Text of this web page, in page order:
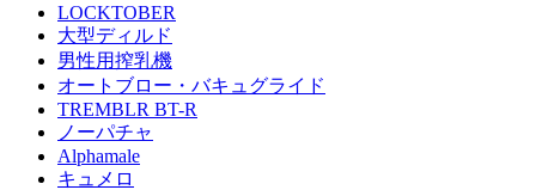
LOCKTOBER
大型ディルド
男性用搾乳機
オートブロー・バキュグライド
TREMBLR BT-R
ノーパチャ
Alphamale
キュメロ